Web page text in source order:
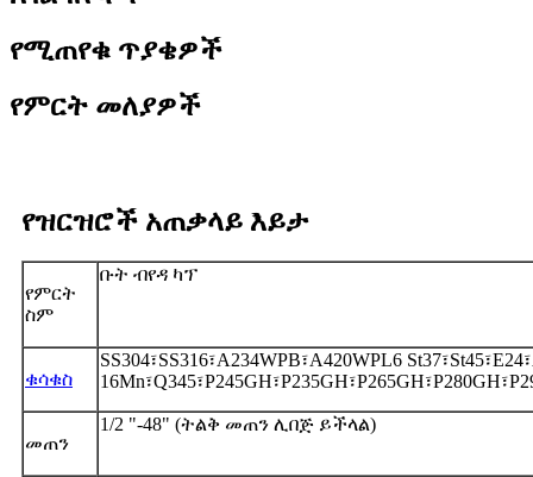
የሚጠየቁ ጥያቄዎች
የምርት መለያዎች
የዝርዝሮች አጠቃላይ እይታ
የምርት
ስም
ቡት ብየዳ ካፕ
ቁሳቁስ
SS304፣SS316፣A234WPB፣A420WPL6
መጠን
1/2 "-48" (ትልቅ መጠን ሊበጅ ይችላል)